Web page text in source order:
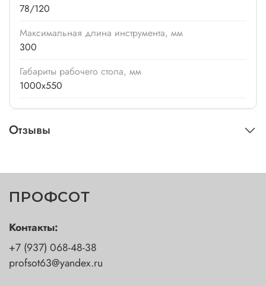
78/120
Максимальная длина инструмента, мм
300
Габариты рабочего стола, мм
1000х550
Отзывы
ПРОФСОТ
Контакты:
+7 (937) 068-48-38
profsot63@yandex.ru